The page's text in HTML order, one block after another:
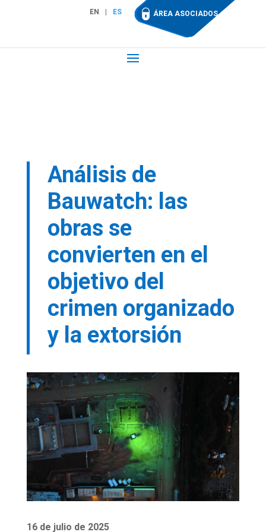
EN ES ÁREA ASOCIADOS
Análisis de
Bauwatch: las
obras se
convierten en el
objetivo del
crimen organizado
y la extorsión
16 de julio de 2025